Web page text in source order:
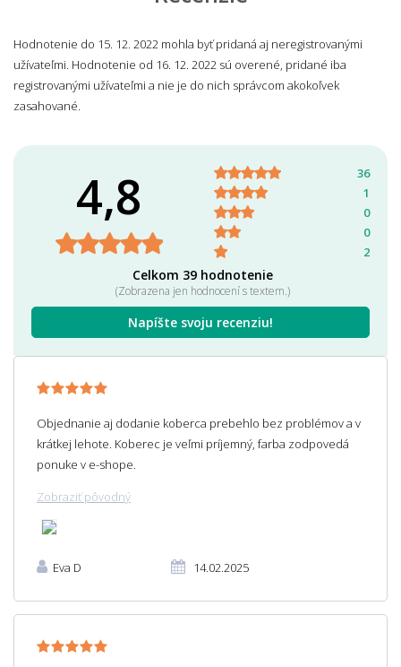
Hodnotenie do 15. 12. 2022 mohla byť pridaná aj neregistrovanými
užívateľmi. Hodnotenie od 16. 12. 2022 sú overené, pridané iba
registrovanými užívateľmi a nie je do nich správcom akokoľvek
zasahované.
4,8
Celkom 39 hodnotenie
(Zobrazena jen hodnocení s textem.)
Napíšte svoju recenziu!
36
1
0
0
2
Objednanie aj dodanie koberca prebehlo bez problémov a v
krátkej lehote. Koberec je veľmi príjemný, farba zodpovedá
ponuke v e-shope.
Zobraziť pôvodný
Eva D 14.02.2025